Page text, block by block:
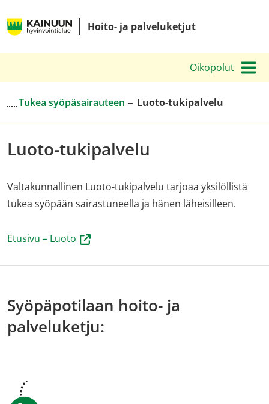
sisältöön
Oikopolut
Kainuun
Hoito- ja palveluketjut
Tukea syöpäsairauteen Luoto-tukipalvelu
Luoto-tukipalvelu
Valtakunnallinen Luoto-tukipalvelu tarjoaa yksilöllistä
tukea syöpään sairastuneella ja hänen läheisilleen.
Etusivu – Luoto (siirryt
Syöpäpotilaan hoito- ja
palveluketju: